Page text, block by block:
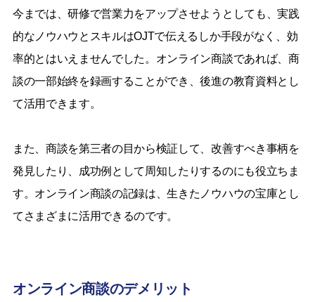
今までは、研修で営業力をアップさせようとしても、実践
的なノウハウとスキルはOJTで伝えるしか手段がなく、効
率的とはいえませんでした。オンライン商談であれば、商
談の一部始終を録画することができ、後進の教育資料とし
て活用できます。
また、商談を第三者の目から検証して、改善すべき事柄を
発見したり、成功例として周知したりするのにも役立ちま
す。オンライン商談の記録は、生きたノウハウの宝庫とし
てさまざまに活用できるのです。
オンライン商談のデメリット